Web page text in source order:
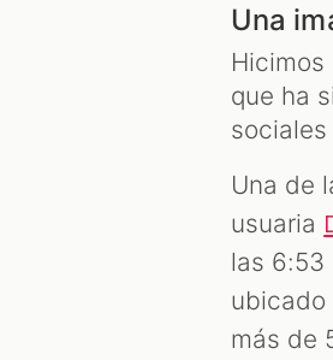
Una
Hicimos
que ha
Una de
usuaria
las 6:53
ubicado
más de